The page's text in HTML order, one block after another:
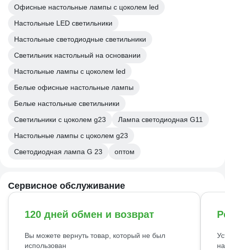
Офисные настольные лампы с цоколем led
Настольные LED светильники
Настольные светодиодные светильники
Светильник настольный на основании
Настольные лампы с цоколем led
Белые офисные настольные лампы
Белые настольные светильники
Светильники с цоколем g23
Лампа светодиодная G11
Настольные лампы с цоколем g23
Светодиодная лампа G 23
оптом
Сервисное обслуживание
120 дней обмен и возврат
Вы можете вернуть товар, который не был
использован